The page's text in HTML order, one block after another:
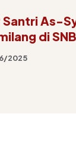
Santri As-
di
2025